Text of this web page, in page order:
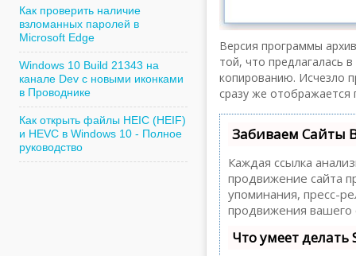
Версия программы
той, что предлагалась
копированию. Исчезло
сразу же отображается
Забиваем Сайты
Каждая ссылка
продвижение сайта
упоминания, пресс-
продвижения вашего
Что умеет делать
Как проверить наличие
взломанных паролей в
Microsoft Edge
Windows 10 Build 21343 на
канале Dev с новыми иконками
в Проводнике
Как открыть файлы HEIC (HEIF)
и HEVC в Windows 10 - Полное
руководство